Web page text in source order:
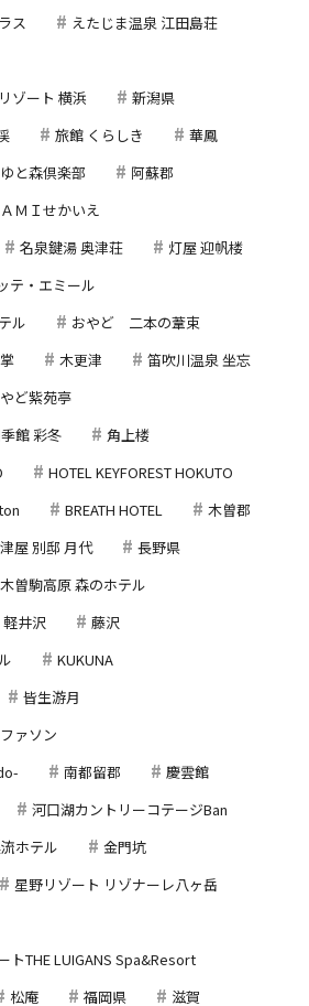
ス
えたじま温泉 江田島荘
ゾート 横浜
新潟県
旅館 くらしき
華鳳
ゆと森倶楽部
阿蘇郡
ＭＩせかいえ
名泉鍵湯 奥津荘
灯屋 迎帆楼
テ・エミール
ル
おやど 二本の葦束
木更津
笛吹川温泉 坐忘
やど紫苑亭
館 彩冬
角上楼
HOTEL KEYFOREST HOKUTO
BREATH HOTEL
木曽郡
屋 別邸 月代
長野県
木曽駒高原 森のホテル
軽井沢
藤沢
KUKUNA
皆生游月
ァソン
南都留郡
慶雲館
河口湖カントリーコテージBan
ホテル
金門坑
星野リゾート リゾナーレ八ヶ岳
トTHE LUIGANS Spa&Resort
松庵 福岡県 滋賀